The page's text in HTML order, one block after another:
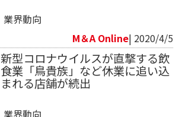
業界動向
M＆A Online| 2020/4/5
新型コロナウイルスが直撃する飲
食業「鳥貴族」など休業に追い込
まれる店舗が続出
業界動向